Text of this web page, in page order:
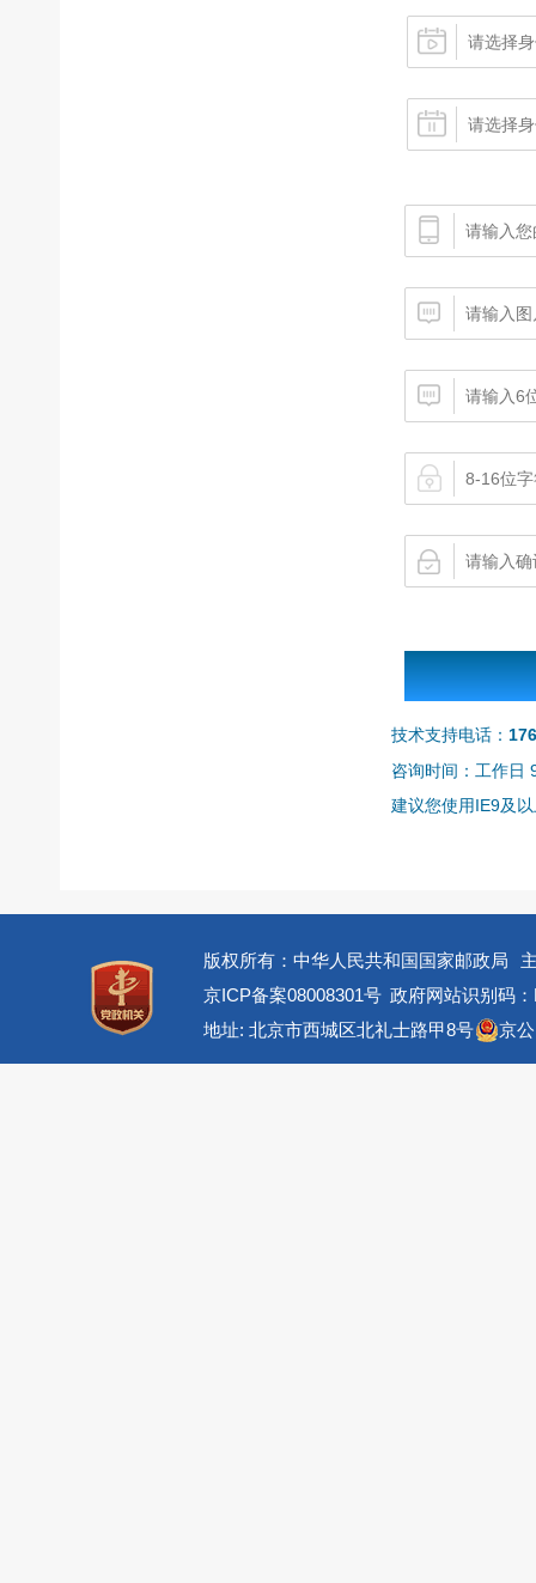
技术支持电话：
咨询时间：工作日
建议您使用IE9及
版权所有：中华人民共和国国家邮政局
京ICP备案08008301号 政府网站识别码
地址: 北京市西城区北礼士路甲8号
京